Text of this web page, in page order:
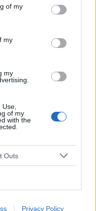
of my
my
my
of my
with the
Outs
Privacy Policy